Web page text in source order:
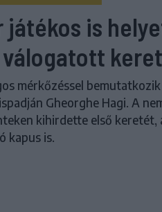
játékos is
mérkőzéssel
Gheorghe Hagi. A
kihirdette első keretét,
kapus is.